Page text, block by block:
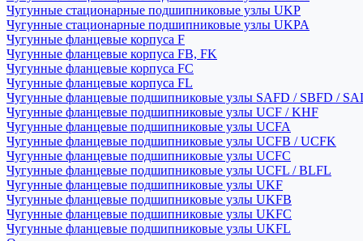
Чугунные стационарные подшипниковые узлы UKP
Чугунные стационарные подшипниковые узлы UKPA
Чугунные фланцевые корпуса F
Чугунные фланцевые корпуса FB, FK
Чугунные фланцевые корпуса FC
Чугунные фланцевые корпуса FL
Чугунные фланцевые подшипниковые узлы SAFD / SBFD /
Чугунные фланцевые подшипниковые узлы UCF / KHF
Чугунные фланцевые подшипниковые узлы UCFA
Чугунные фланцевые подшипниковые узлы UCFB / UCFK
Чугунные фланцевые подшипниковые узлы UCFC
Чугунные фланцевые подшипниковые узлы UCFL / BLFL
Чугунные фланцевые подшипниковые узлы UKF
Чугунные фланцевые подшипниковые узлы UKFB
Чугунные фланцевые подшипниковые узлы UKFC
Чугунные фланцевые подшипниковые узлы UKFL